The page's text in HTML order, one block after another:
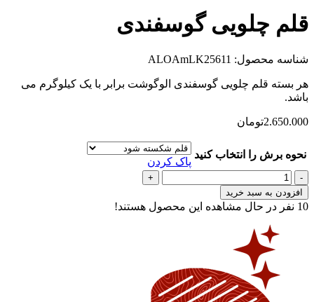
قلم چلویی گوسفندی
شناسه محصول: ALOAmLK25611
هر بسته قلم چلویی گوسفندی الوگوشت برابر با یک کیلوگرم می
باشد.
2.650.000تومان
نحوه برش را انتخاب کنید
پاک کردن
قلم
چلویی
گوسفندی
عدد
افزودن به سبد خرید
10 نفر در حال مشاهده این محصول هستند!